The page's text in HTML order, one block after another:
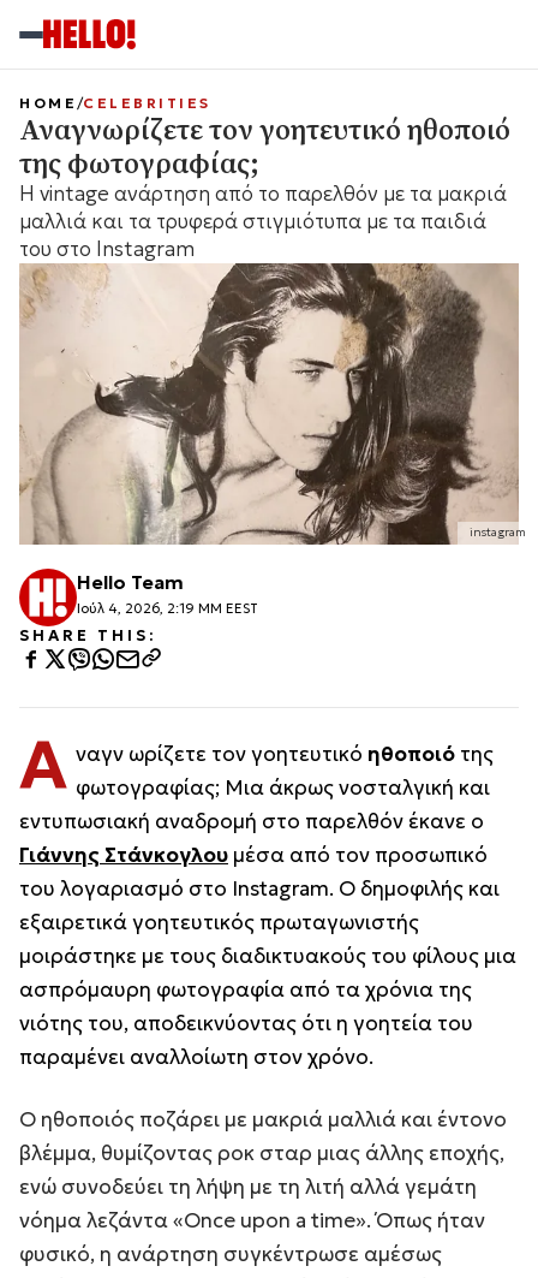
instagram
HOME CELEBRITIES
Αναγνωρίζετε τον γοητευτικό ηθοποιό
της φωτογραφίας;
Η vintage ανάρτηση από το παρελθόν με τα μακριά
μαλλιά και τα τρυφερά στιγμιότυπα με τα παιδιά
του στο Instagram
Hello Team
Ιούλ 4, 2026, 2:19 ΜΜ EEST
SHARE THIS:
Α ναγν ωρίζετε τον γοητευτικό ηθοποιότης
φωτογραφίας; Μια άκρως νοσταλγική και
εντυπωσιακή αναδρομή στο παρελθόν έκανε ο
Γιάννης Στάνκογλου μέσα από τον προσωπικό
του λογαριασμό στο Instagram. Ο δημοφιλής και
εξαιρετικά γοητευτικός πρωταγωνιστής
μοιράστηκε με τους διαδικτυακούς του φίλους μια
ασπρόμαυρη φωτογραφία από τα χρόνια της
νιότης του, αποδεικνύοντας ότι η γοητεία του
παραμένει αναλλοίωτη στον χρόνο.
O ηθοποιός ποζάρει με μακριά μαλλιά και έντονο
βλέμμα, θυμίζοντας ροκ σταρ μιας άλλης εποχής,
ενώ συνοδεύει τη λήψη με τη λιτή αλλά γεμάτη
νόημα λεζάντα«Once upon a time». Όπως ήταν
φυσικό, η ανάρτηση συγκέντρωσε αμέσως